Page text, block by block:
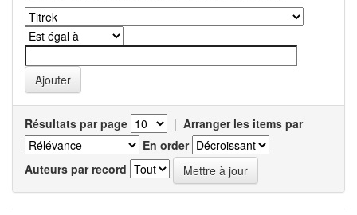
Résultats par page | Arranger les items par
En order
Auteurs par record